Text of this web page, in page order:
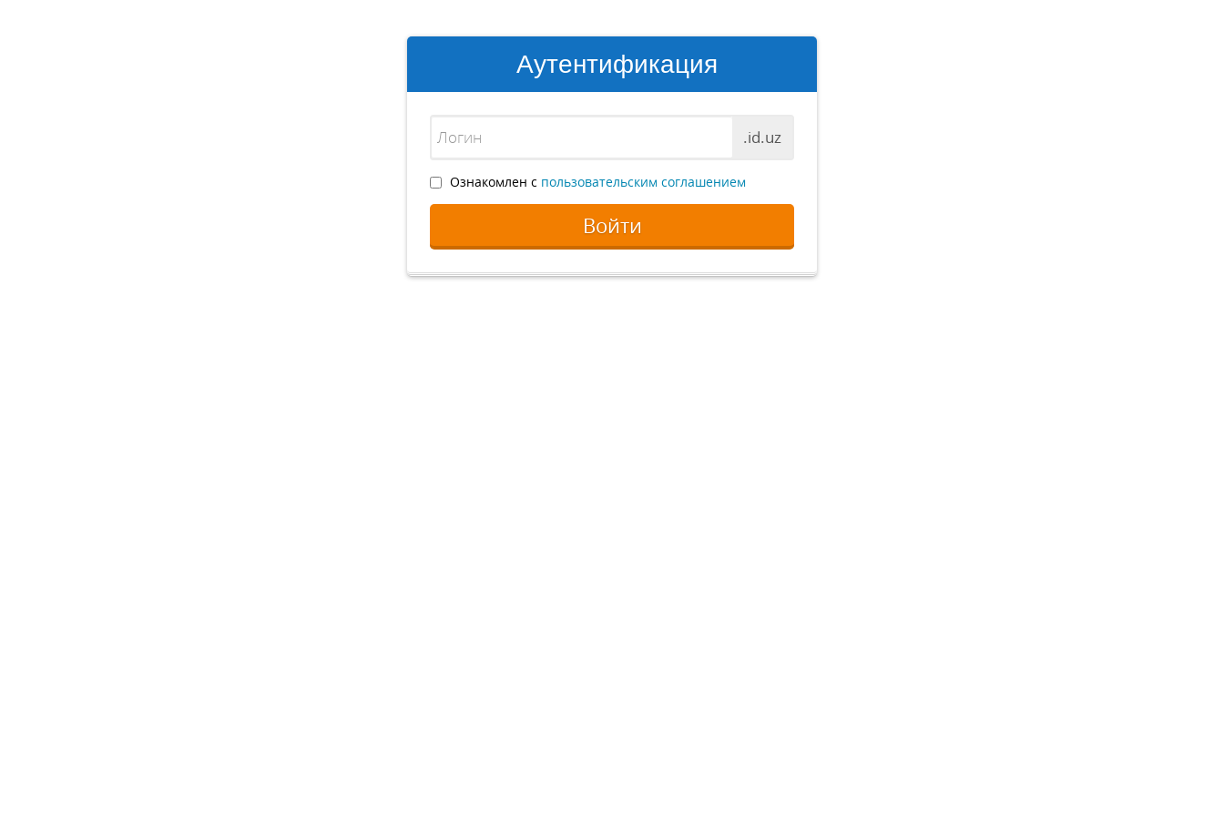
Аутентификация
.id.uz
Ознакомлен с пользовательским соглашением
Войти